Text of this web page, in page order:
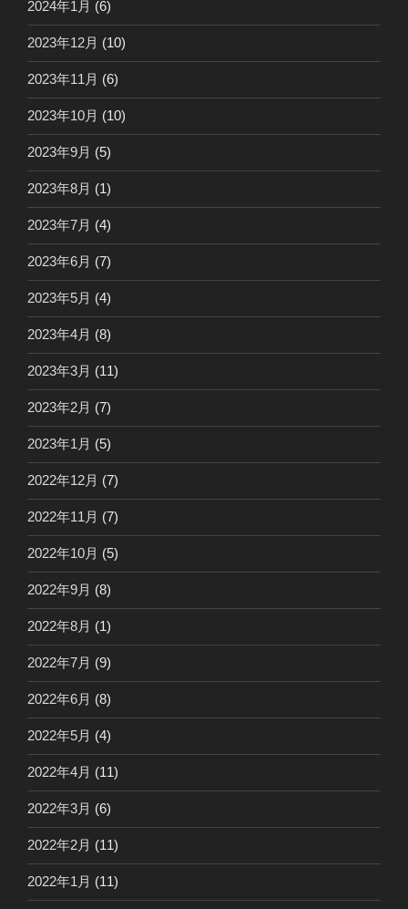
2024年1月 (6)
2023年12月 (10)
2023年11月 (6)
2023年10月 (10)
2023年9月 (5)
2023年8月 (1)
2023年7月 (4)
2023年6月 (7)
2023年5月 (4)
2023年4月 (8)
2023年3月 (11)
2023年2月 (7)
2023年1月 (5)
2022年12月 (7)
2022年11月 (7)
2022年10月 (5)
2022年9月 (8)
2022年8月 (1)
2022年7月 (9)
2022年6月 (8)
2022年5月 (4)
2022年4月 (11)
2022年3月 (6)
2022年2月 (11)
2022年1月 (11)